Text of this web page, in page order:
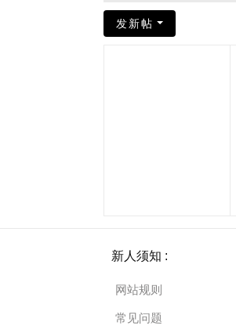
发新帖
新人须知 :
网站规则
常见问题